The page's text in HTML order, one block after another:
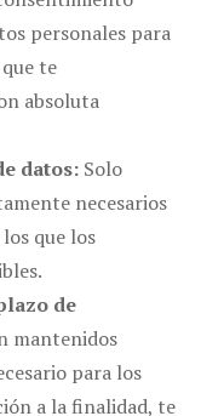
personales para
te
absoluta
datos: Solo
necesarios
que los
de
mantenidos
para los
a la finalidad, te